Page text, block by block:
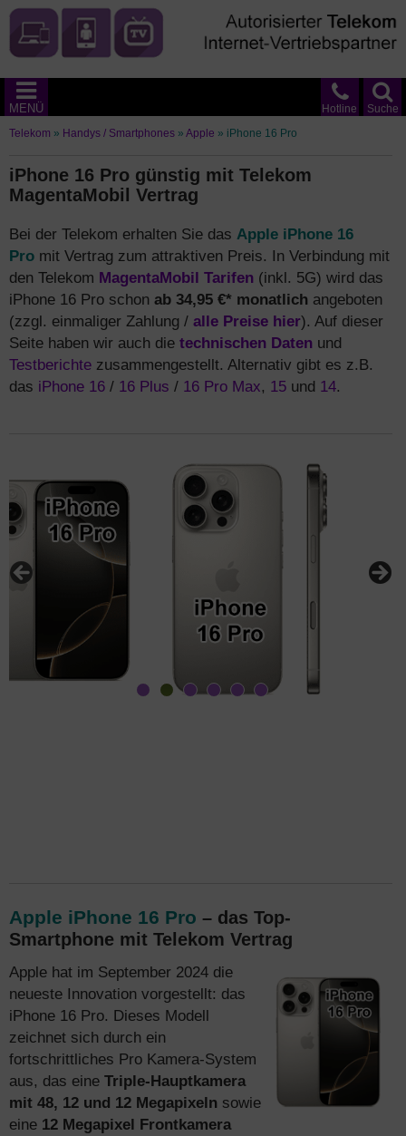
Suche
Hotline
MENÜ
Telekom » Handys / Smartphones » Apple » iPhone 16 Pro
iPhone 16 Pro günstig mit Telekom
MagentaMobil Vertrag
Bei der Telekom erhalten Sie das Apple iPhone 16
Pro mit Vertrag zum attraktiven Preis. In Verbindung mit
den Telekom MagentaMobil Tarifen (inkl. 5G) wird das
iPhone 16 Pro schon ab 34,95 €* monatlich angeboten
(zzgl. einmaliger Zahlung / alle Preise hier). Auf dieser
Seite haben wir auch die technischen Daten und
Testberichte zusammengestellt. Alternativ gibt es z.B.
das iPhone 16 / 16 Plus / 16 Pro Max, 15 und 14.
Apple iPhone 16 Pro – das Top-
Smartphone mit Telekom Vertrag
Apple hat im September 2024 die
neueste Innovation vorgestellt: das
iPhone 16 Pro. Dieses Modell
zeichnet sich durch ein
fortschrittliches Pro Kamera-System
aus, das eine Triple-Hauptkamera
mit 48, 12 und 12 Megapixeln sowie
eine 12 Megapixel Frontkamera